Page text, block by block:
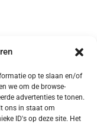
op te slaan en/of
we om de browse-
advertenties te tonen.
ons in staat om
ID's op deze site. Het